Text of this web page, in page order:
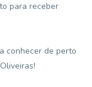
para receber
conhecer de perto